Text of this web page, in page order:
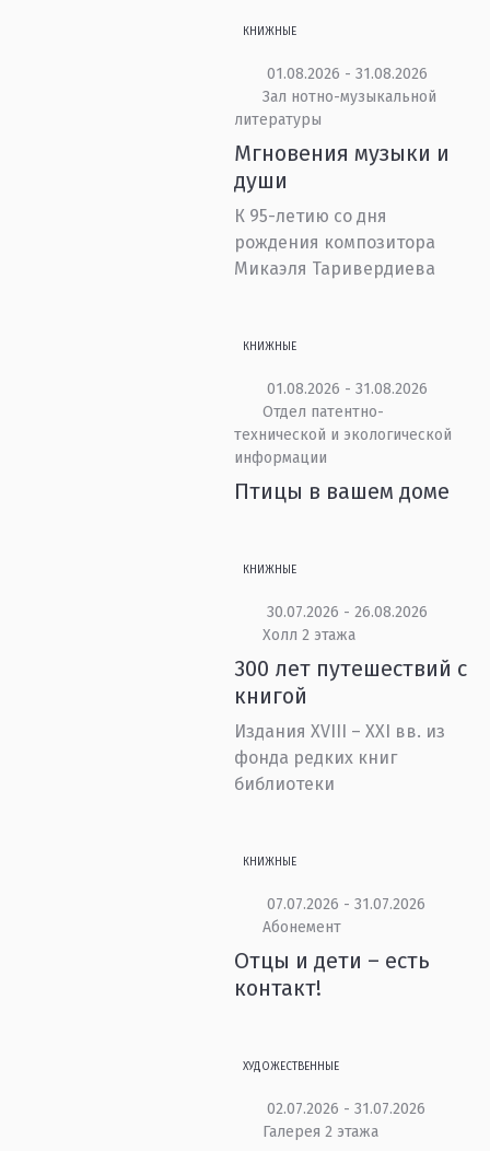
КНИЖНЫЕ
01.08.2026 - 31.08.2026
Зал нотно-музыкальной
литературы
Мгновения музыки и
души
К 95-летию со дня
рождения композитора
Микаэля Таривердиева
КНИЖНЫЕ
01.08.2026 - 31.08.2026
Отдел патентно-
технической и экологической
информации
Птицы в вашем доме
КНИЖНЫЕ
30.07.2026 - 26.08.2026
Холл 2 этажа
300 лет путешествий с
книгой
Издания XVIII – XXI вв. из
фонда редких книг
библиотеки
КНИЖНЫЕ
07.07.2026 - 31.07.2026
Абонемент
Отцы и дети – есть
контакт!
ХУДОЖЕСТВЕННЫЕ
02.07.2026 - 31.07.2026
Галерея 2 этажа